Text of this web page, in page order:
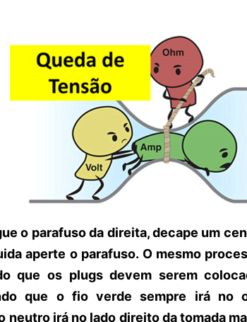
o parafuso da direita, decape um
aperte o parafuso. O mesmo
que os plugs devem serem
que o fio verde sempre irá no
neutro irá no lado direito da tomada